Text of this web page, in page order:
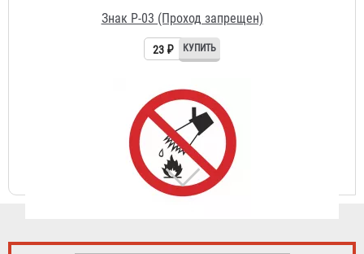
Знак P-04 (Запрещается тушить водой)
23 ₽